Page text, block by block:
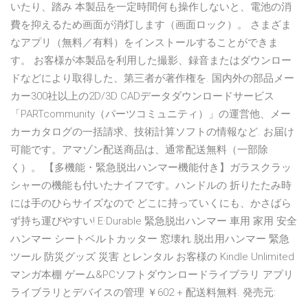
いたり、踏み 本製品を⼀定時間何も操作しないと、電池の消
費を抑えるため画⾯が消灯します（画⾯ロック）。 さまざま
なアプリ（無料／有料）をインストールすることができま
す。 お客様が本製品を利⽤した撮影、録⾳またはダウンロー
ドなどにより取得した、第三者が著作権を. 国内外の部品メー
カー300社以上の2D/3D CADデータダウンロードサービス
「PARTcommunity（パーツコミュニティ）」の運営他、メー
カーカタログの一括請求、技術計算ソフトの情報など. お届け
可能です。アマゾン配送商品は、通常配送無料（一部除
く）。 【多機能・緊急脱出ハンマー機能付き】ガラスクラッ
シャーの機能も付いたナイフです。ハンドルの 折りたたみ時
には手のひらサイズなので どこに持っていくにも、かさばら
ず持ち運びやすい! E·Durable 緊急脱出ハンマー 車用 家用 安全
ハンマー シートベルトカッター 窓壊れ 脱出用ハンマー 緊急
ツール 防災グッズ 災害 とレンタル お客様の Kindle Unlimited
マンガ本棚 ゲーム&PCソフトダウンロードライブラリ アプリ
ライブラリとデバイスの管理 ￥602 + 配送料無料. 発売元: